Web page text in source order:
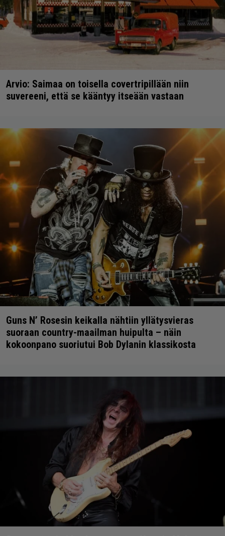
Arvio: Saimaa on toisella covertripillään niin
suvereeni, että se kääntyy itseään vastaan
Guns N’ Rosesin keikalla nähtiin yllätysvieras
suoraan country-maailman huipulta – näin
kokoonpano suoriutui Bob Dylanin klassikosta